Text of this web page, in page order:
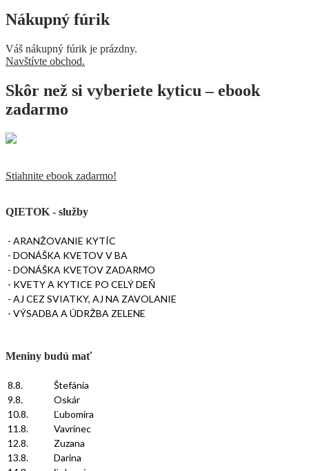
Nákupný fúrik
Váš nákupný fúrik je prázdny.
Navštívte obchod.
Skôr než si vyberiete kyticu – ebook
zadarmo
Stiahnite ebook zadarmo!
QIETOK - služby
- ARANŽOVANIE KYTÍC
- DONÁŠKA KVETOV V BA
- DONÁŠKA KVETOV ZADARMO
- KVETY A KYTICE PO CELÝ DEŇ
- AJ CEZ SVIATKY, AJ NA ZAVOLANIE
- VÝSADBA A ÚDRŽBA ZELENE
Meniny budú mať
8.8.
Štefánia
9.8.
Oskár
10.8.
Ľubomíra
11.8.
Vavrinec
12.8.
Zuzana
13.8.
Darina